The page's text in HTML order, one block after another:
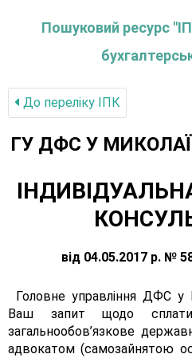
Пошуковий ресурс
До переліку IПК
ГУ ДФС У
від 04.05.2017 р. №
Головне управління ДФС у
Ваш запит щодо
загальнообов’язкове
адвокатом (самозайнятою